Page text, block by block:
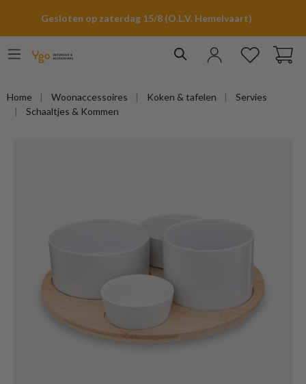
Gesloten op zaterdag 15/8 (O.L.V. Hemelvaart)
Home Woonaccessoires Koken & tafelen
Servies
Schaaltjes & Kommen